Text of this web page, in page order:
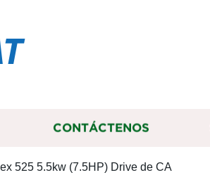
CONTÁCTENOS
525 5.5kw (7.5HP) Drive de CA